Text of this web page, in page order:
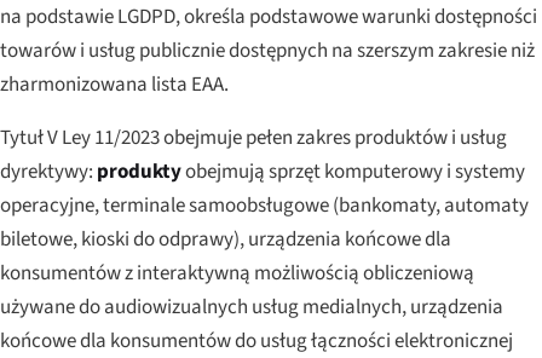
na podstawie LGDPD, określa podstawowe warunki dostępności
towarów i usług publicznie dostępnych na szerszym zakresie niż
zharmonizowana lista EAA.
Tytuł V Ley 11/2023 obejmuje pełen zakres produktów i usług
dyrektywy: produktyobejmują sprzęt komputerowy i systemy
operacyjne, terminale samoobsługowe (bankomaty, automaty
biletowe, kioski do odprawy), urządzenia końcowe dla
konsumentów z interaktywną możliwością obliczeniową
używane do audiowizualnych usług medialnych, urządzenia
końcowe dla konsumentów do usług łączności elektronicznej